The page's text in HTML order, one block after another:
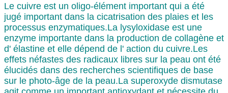
Le cuivre est un oligo-élément important qui a été
jugé important dans la cicatrisation des plaies et les
processus enzymatiques.La lysyloxidase est une
enzyme importante dans la production de collagène et
d' élastine et elle dépend de l' action du cuivre.Les
effets néfastes des radicaux libres sur la peau ont été
élucidés dans des recherches scientifiques de base
sur le photo-âge de la peau.La superoxyde dismutase